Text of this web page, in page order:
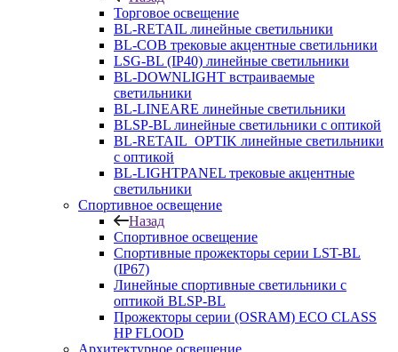
Торговое освещение
BL-RETAIL линейные светильники
BL-COB трековые акцентные светильники
LSG-BL (IP40) линейные светильники
BL-DOWNLIGHT встраиваемые
светильники
BL-LINEARE линейные светильники
BLSP-BL линейные светильники с оптикой
BL-RETAIL_OPTIK линейные светильники
с оптикой
BL-LIGHTPANEL трековые акцентные
светильники
Спортивное освещение
Назад
Спортивное освещение
Спортивные прожекторы серии LST-BL
(IP67)
Линейные спортивные светильники с
оптикой BLSP-BL
Прожекторы серии (OSRAM) ECO CLASS
HP FLOOD
Архитектурное освещение